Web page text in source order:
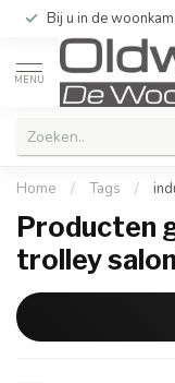
Bij u in de
MENU
Home / Tags /
Producten
trolley